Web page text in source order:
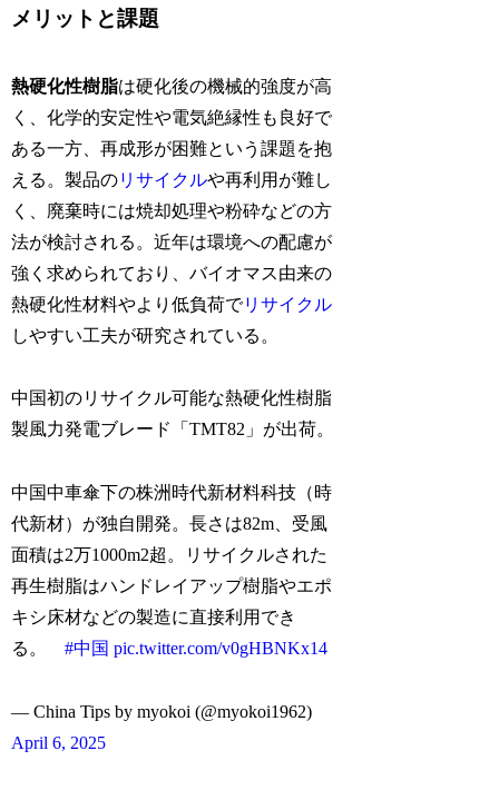
メリットと課題
熱硬化性樹脂は硬化後の機械的強度が高
く、化学的安定性や電気絶縁性も良好で
ある一方、再成形が困難という課題を抱
える。製品のリサイクルや再利用が難し
く、廃棄時には焼却処理や粉砕などの方
法が検討される。近年は環境への配慮が
強く求められており、バイオマス由来の
熱硬化性材料やより低負荷でリサイクル
しやすい工夫が研究されている。
中国初のリサイクル可能な熱硬化性樹脂
製風力発電ブレード「TMT82」が出荷。
中国中車傘下の株洲時代新材料科技（時
代新材）が独自開発。長さは82m、受風
面積は2万1000m2超。リサイクルされた
再生樹脂はハンドレイアップ樹脂やエポ
キシ床材などの製造に直接利用でき
る。#中国 pic.twitter.com/v0gHBNKx14
— China Tips by myokoi (@myokoi1962)
April 6, 2025